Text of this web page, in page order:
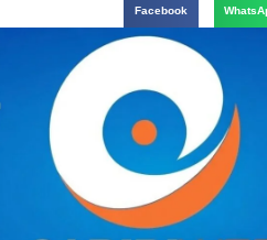
Facebook